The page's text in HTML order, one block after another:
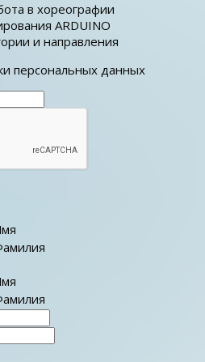
в хореографии
ARDUINO
и направления
персональных данных